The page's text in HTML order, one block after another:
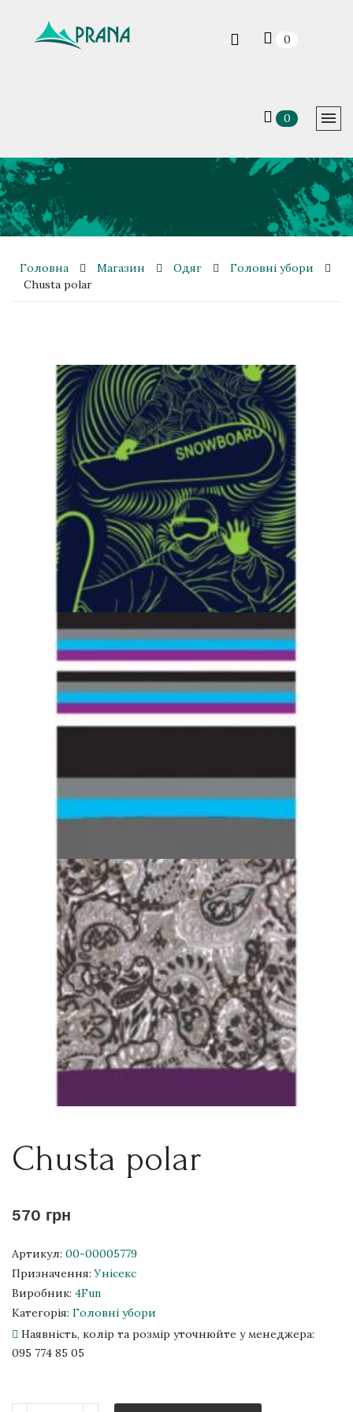
0
0
Головна Магазин Одяг
Головні убори
Chusta polar
Chusta polar
570 грн
Артикул: 00-00005779
Призначення:Унісекс
Виробник: 4Fun
Категорія: Головні убори
Наявність, колір та розмір уточнюйте у менеджера:
095 774 85 05